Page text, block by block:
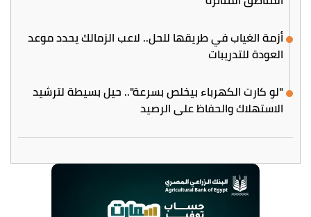
أزمة الغياب في طريقها للحل.. لاعب الزمالك يحدد موعد
العودة للتدريبات
"لو كارت الكهرباء بيخلص بسرعة".. حيل بسيطة لترشيد
الاستهلاك والحفاظ على الرصيد